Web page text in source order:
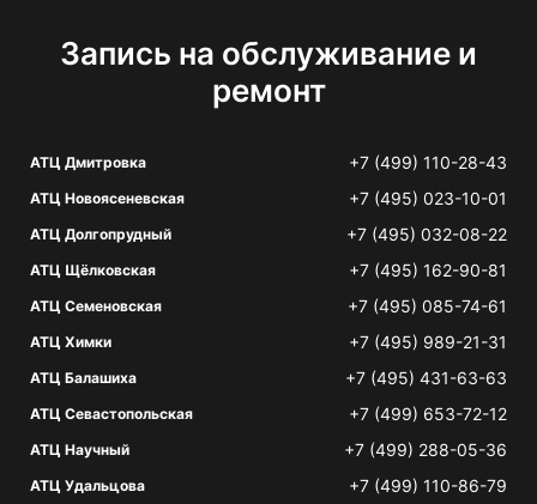
Запись на обслуживание и
ремонт
АТЦ Дмитровка +7 (499) 110-28-43
АТЦ Новоясеневская +7 (495) 023-10-01
АТЦ Долгопрудный +7 (495) 032-08-22
АТЦ Щёлковская +7 (495) 162-90-81
АТЦ Семеновская +7 (495) 085-74-61
АТЦ Химки +7 (495) 989-21-31
АТЦ Балашиха +7 (495) 431-63-63
АТЦ Севастопольская +7 (499) 653-72-12
АТЦ Научный +7 (499) 288-05-36
АТЦ Удальцова +7 (499) 110-86-79